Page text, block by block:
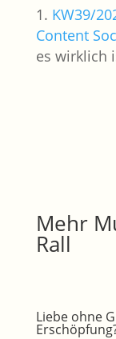
KW39/
Content
es wirklich
Mehr
Rall
Liebe ohne